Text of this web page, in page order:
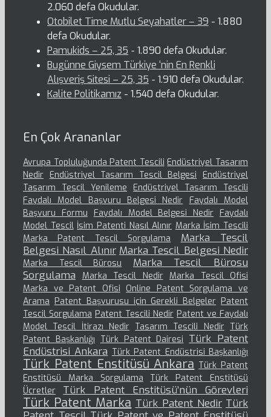
2.060 defa Okudular.
Otobilet Time Mutlu Seyahatler – 39 - 1.880
defa Okudular.
Pamukids – 25, 35 - 1.890 defa Okudular.
Bugünne Giysem Türkiye ‘nin En Renkli
Alışveriş Sitesi – 25, 35 - 1.910 defa Okudular.
Kalite Politikamız - 1.540 defa Okudular.
En Çok Arananlar
Avrupa Topluluğunda Patent Tescili Endüstriyel Tasarım
Nedir Endüstriyel Tasarım Tescil Belgesi
Endüstriyel
Tasarım Tescil Yenileme
Endüstriyel Tasarım Tescili
Faydalı Model Başvuru Belgesi Nedir
Faydalı Model
Başvuru Formu
Faydalı Model Belgesi Nedir Faydalı
Model Tescil İsim Patenti Nasıl Alınır Marka İsim Tescili
Marka Patent Tescil Sorgulama
Marka Tescil
Belgesi Nasıl Alınır Marka Tescil Belgesi Nedir
Marka Tescil Bürosu
Marka Tescil Bürosu
Sorgulama
Marka Tescil Nedir Marka Tescil Ofisi
Marka ve Patent Ofisi Online Patent Sorgulama ve
Arama Patent Başvurusu için Gerekli Belgeler Patent
Tescil Sorgulama Patent Tescili Nedir Patent ve Faydalı
Model Tescil İtirazı Nedir Tasarım Tescili Nedir Türk
Patent Başkanlığı Türk Patent Dairesi Türk Patent
Endüstrisi Ankara Türk Patent Endüstrisi Başkanlığı
Türk Patent Enstitüsü Ankara Türk Patent
Enstitüsü Marka Sorgulama
Türk Patent Enstitüsü
Ücretler
Türk Patent Enstitüsü’nün Görevleri
Türk Patent Marka Türk Patent Nedir Türk